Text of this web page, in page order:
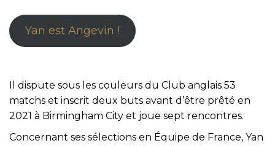
Yan est Angevin !
Il dispute sous les couleurs du Club anglais 53
matchs et inscrit deux buts avant d’être prêté en
2021 à Birmingham City et joue sept rencontres.
Concernant ses sélections en Équipe de France, Yan